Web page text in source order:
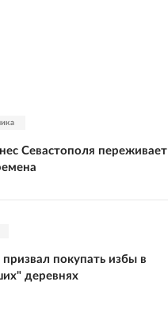
Севастополя переживает
покупать избы в
деревнях